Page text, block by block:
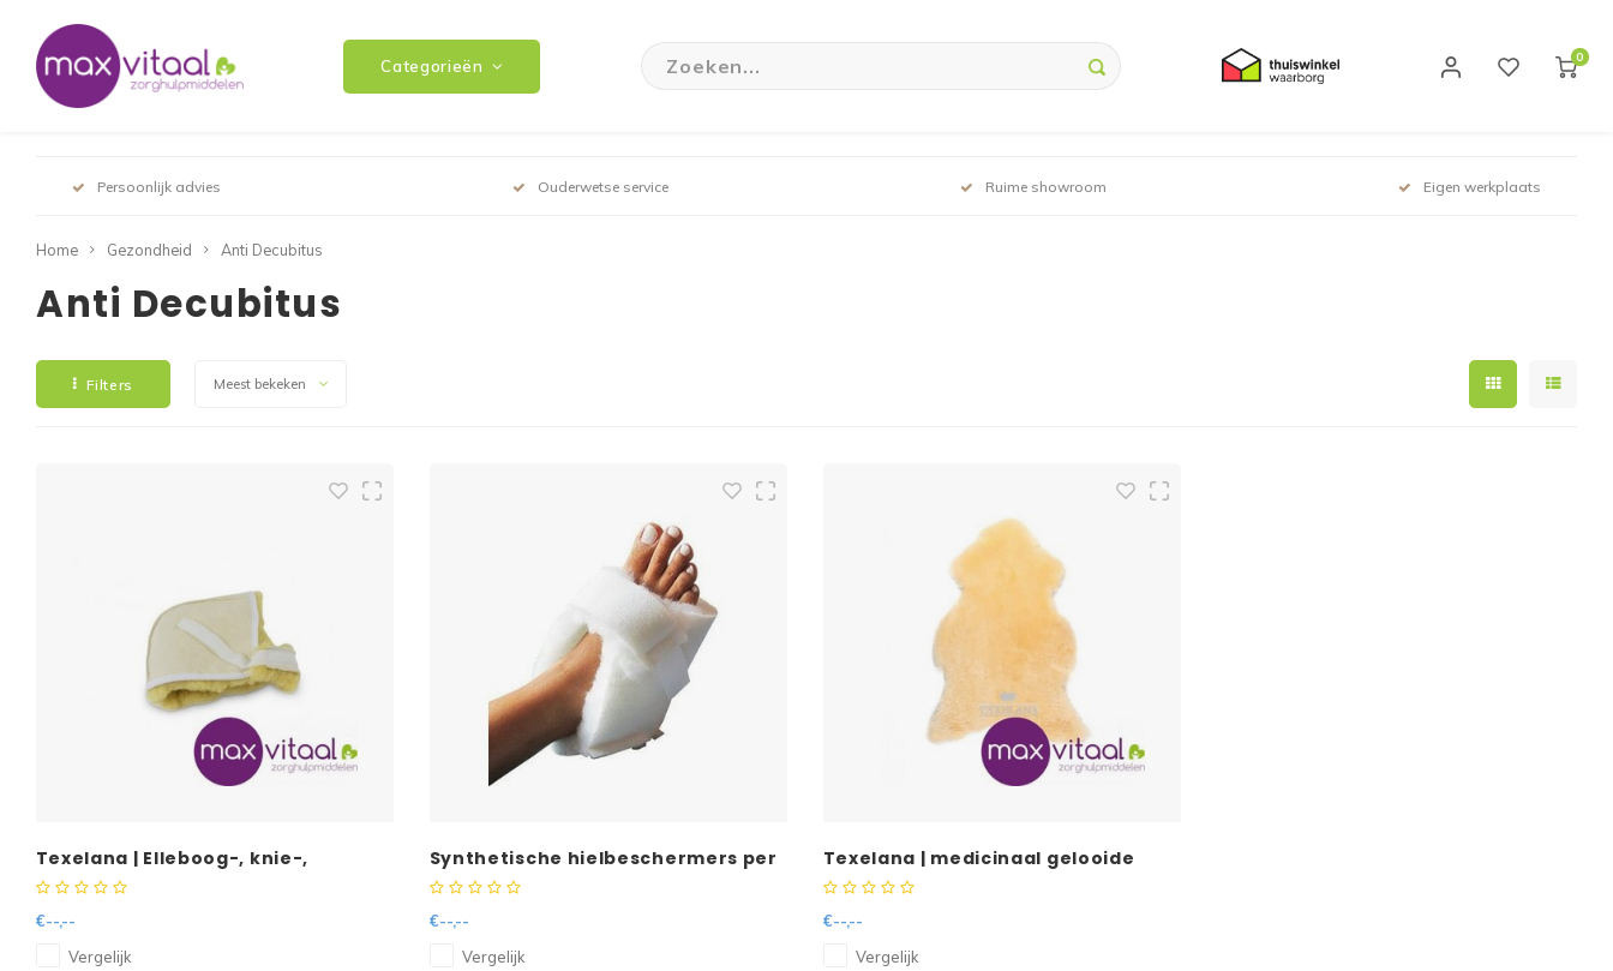
Categorieën 0
Persoonlijk advies Ouderwetse service Ruime showroom Eigen werkplaats
Home Gezondheid Anti Decubitus
Anti Decubitus
Filters Meest bekeken
Texelana | Elleboog-, knie-,
hielbeschermer schapenvacht
€--,--
Vergelijk
Synthetische hielbeschermers per
paar
€--,--
Vergelijk
Texelana | medicinaal gelooide
schapenvacht
€--,--
Vergelijk